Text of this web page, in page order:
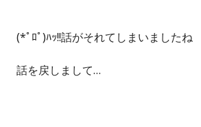
(*ﾟﾛﾟ)ﾊｯ!!話がそれてしまいましたね
話を戻しまして…